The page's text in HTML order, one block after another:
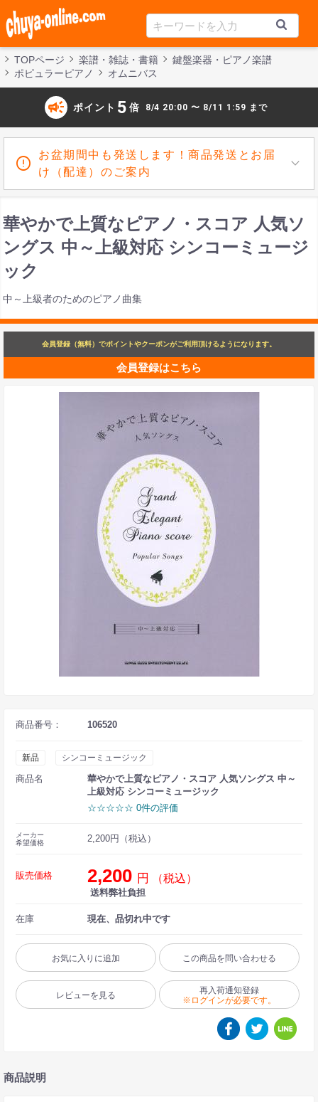
TOPページ 楽譜・雑誌・書籍
鍵盤楽器・ピアノ楽譜
ポピュラーピアノ
オムニバス
campaign ポイント 5 倍 8/4 20:00 〜 8/11 1:59 まで
お盆期間中も発送します！商品発送とお届
け（配達）のご案内
華やかで上質なピアノ・スコア 人気ソ
ングス 中～上級対応 シンコーミュージ
ック
中～上級者のためのピアノ曲集
会員登録（無料）でポイントやクーポンがご利用頂けるようになります。
会員登録はこちら
商品番号： 106520
新品 シンコーミュージック
商品名
華やかで上質なピアノ・スコア 人気ソングス 中～
上級対応 シンコーミュージック
☆☆☆☆☆ 0件の評価
メーカー
希望価格
2,200円（税込）
販売価格 2,200 円 （税込）
送料弊社負担
在庫 現在、品切れ中です
お気に入りに追加 この商品を問い合わせる
レビューを見る
再入荷通知登録
※ログインが必要です。
商品説明